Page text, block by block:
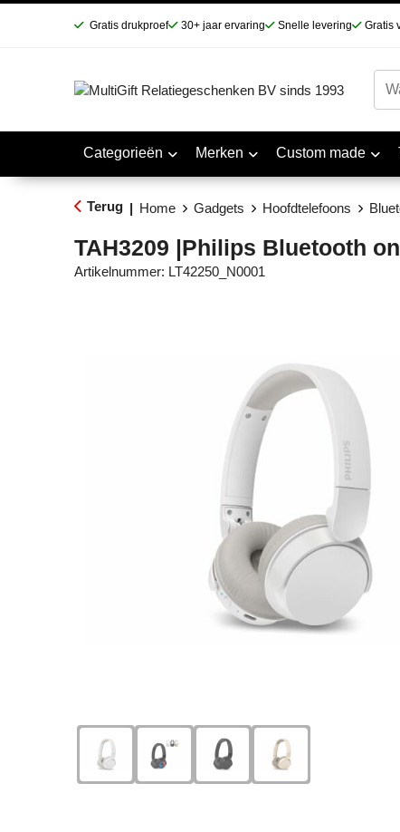
Gratis drukproef 30+ jaar ervaring Snelle levering Gratis
Categorieën Merken Custom made
Terug | Home Gadgets Hoofdtelefoons
TAH3209 |Philips Bluetooth
Artikelnummer: LT42250_N0001